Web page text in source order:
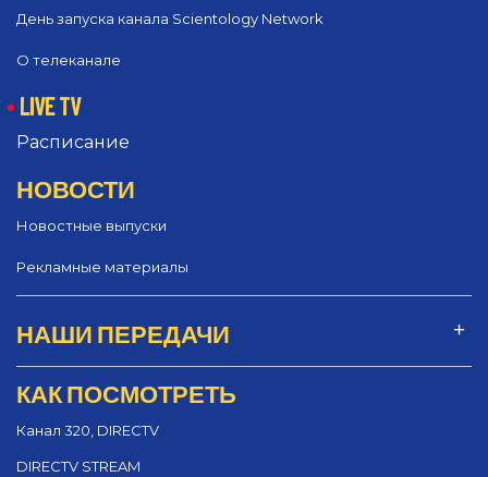
День запуска канала Scientology Network
О телеканале
LIVE TV
Расписание
НОВОСТИ
Новостные выпуски
Рекламные материалы
НАШИ ПЕРЕДАЧИ
КАК ПОСМОТРЕТЬ
Канал 320, DIRECTV
DIRECTV STREAM